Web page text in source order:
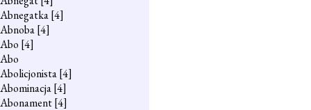
Abnegatka[4]
Abnoba[4]
Abo [4]
Abo
Abolicjonista[4]
Abominacja[4]
Abonament[4]